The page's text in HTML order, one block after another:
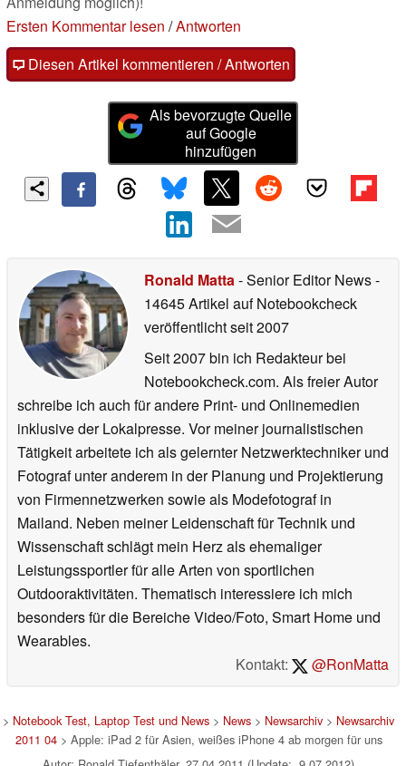
Ersten Kommentar lesen /Antworten
Diesen Artikel kommentieren / Antworten
Als bevorzugte Quelle
auf Google
hinzufügen
Ronald Matta- Senior Editor News-
14645 Artikel auf Notebookcheck
veröffentlichtseit 2007
Seit 2007 bin ich Redakteur bei
Notebookcheck.com. Als freier Autor
schreibe ich auch für andere Print- und Onlinemedien
inklusive der Lokalpresse. Vor meiner journalistischen
Tätigkeit arbeitete ich als gelernter Netzwerktechniker und
Fotograf unter anderem in der Planung und Projektierung
von Firmennetzwerken sowie als Modefotograf in
Mailand. Neben meiner Leidenschaft für Technik und
Wissenschaft schlägt mein Herz als ehemaliger
Leistungssportler für alle Arten von sportlichen
Outdooraktivitäten. Thematisch interessiere ich mich
besonders für die Bereiche Video/Foto, Smart Home und
Wearables.
Kontakt:
@RonMatta
> Notebook Test, Laptop Test und News > News > Newsarchiv > Newsarchiv
2011 04> Apple: iPad 2 für Asien, weißes iPhone 4 ab morgen für uns